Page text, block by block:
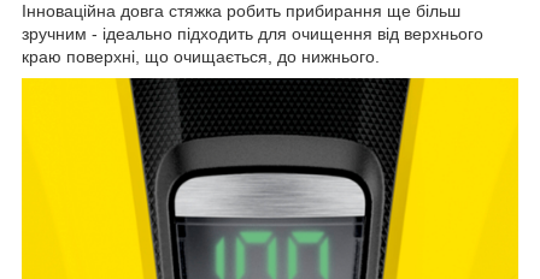
Інноваційна довга cтяжка робить прибирання ще більш
зручним - ідеально підходить для очищення від верхнього
краю поверхні, що очищається, до нижнього.